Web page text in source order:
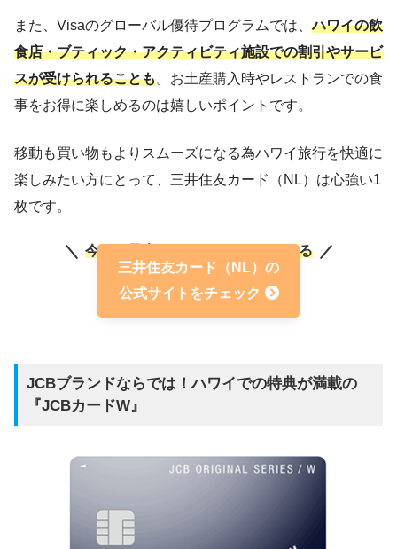
また、Visaのグローバル優待プログラムでは、ハワイの飲
食店・ブティック・アクティビティ施設での割引やサービ
スが受けられることも。お土産購入時やレストランでの食
事をお得に楽しめるのは嬉しいポイントです。
移動も買い物もよりスムーズになる為ハワイ旅行を快適に
楽しみたい方にとって、三井住友カード（NL）は心強い1
枚です。
今なら最大21,600ポイントもらえる
三井住友カード（NL）の
公式サイトをチェック
JCBブランドならでは！ハワイでの特典が満載の
『JCBカードW』